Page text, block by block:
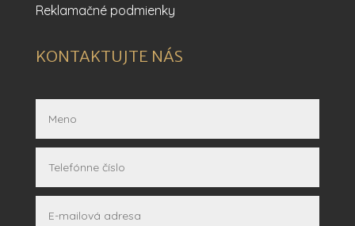
Reklamačné podmienky
KONTAKTUJTE NÁS